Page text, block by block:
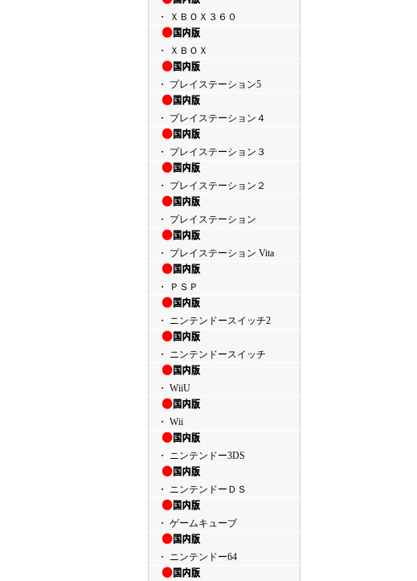
・ ＸＢＯＸ３６０
・ ＸＢＯＸ
・ プレイステーション5
・ プレイステーション４
・ プレイステーション３
・ プレイステーション２
・ プレイステーション
・ プレイステーション Vita
・ ＰＳＰ
・ ニンテンドースイッチ2
・ ニンテンドースイッチ
・ WiiU
・ Wii
・ ニンテンドー3DS
・ ニンテンドーＤＳ
・ ゲームキューブ
・ ニンテンドー64